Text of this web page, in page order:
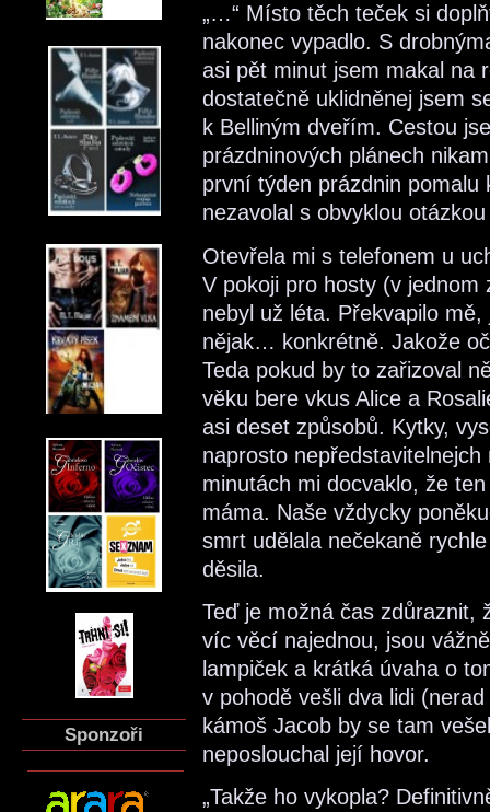
Sponzoři
„…“ Místo těch teček si
nakonec vypadlo. S
asi pět minut jsem makal na
dostatečně uklidněnej jsem
k Belliným dveřím. Cestou
prázdninových plánech
první týden prázdnin pomalu
nezavolal s obvyklou
Otevřela mi s telefonem u
V pokoji pro hosty (v
nebyl už léta. Překvapilo
nějak… konkrétně. Jakože
Teda pokud by to zařizoval
věku bere vkus Alice a
asi deset způsobů. Kytky,
naprosto
minutách mi docvaklo, že
máma. Naše vždycky
smrt udělala nečekaně
děsila.
Teď je možná čas zdůraznit,
víc věcí najednou, jsou
lampiček a krátká úvaha o
v pohodě vešli dva lidi
kámoš Jacob by se tam
neposlouchal její hovor.
„Takže ho vykopla?